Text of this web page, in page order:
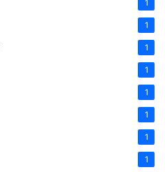
1
1
1
1
1
1
1
1